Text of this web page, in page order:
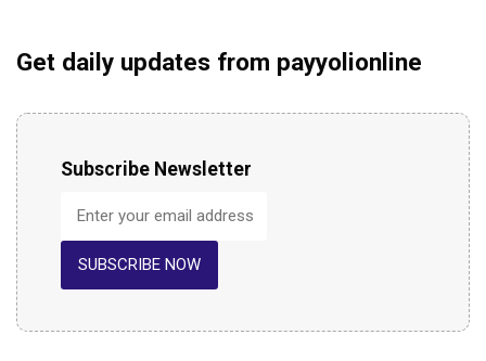
Get daily updates from payyolionline
Subscribe Newsletter
SUBSCRIBE NOW